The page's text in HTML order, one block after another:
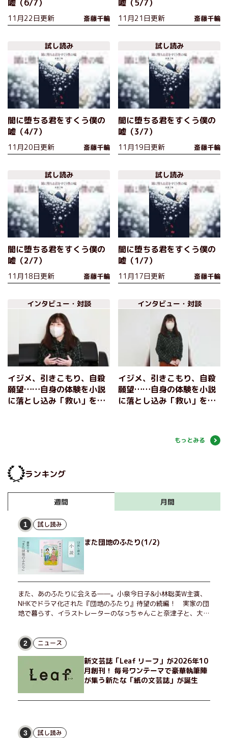
嘘（6/7）
11月22日更新 斎藤千輪
嘘（5/7）
11月21日更新 斎藤千輪
試し読み
闇に堕ちる君をすくう僕の
嘘（4/7）
11月20日更新 斎藤千輪
試し読み
闇に堕ちる君をすくう僕の
嘘（3/7）
11月19日更新 斎藤千輪
試し読み
闇に堕ちる君をすくう僕の
嘘（2/7）
11月18日更新 斎藤千輪
試し読み
闇に堕ちる君をすくう僕の
嘘（1/7）
11月17日更新 斎藤千輪
インタビュー・対談
イジメ、引きこもり、自殺
願望……自身の体験を小説
に落とし込み「救い」を描
インタビュー・対談
イジメ、引きこもり、自殺
願望……自身の体験を小説
に落とし込み「救い」を描
記念インタビュー（前編）
もっとみる
ランキング
週間 月間
1 試し読み
また団地のふたり(1/2)
また、あのふたりに会える――。小泉今日子&小林聡美W主演、
NHKでドラマ化された『団地のふたり』待望の続編！ 実家の団
地で暮らす、イラストレーターのなっちゃんこと奈津子と、大学
げたり、部屋でふたりだけの「台湾映画祭」を催したり。50代
独身、幼なじみの変わらぬ友情とささやかな幸せの日々を描く。
2 ニュース
新文芸誌「Leaf リーフ」が2026年10
月創刊！ 毎号ワンテーマで豪華執筆陣
が集う新たな「紙の文芸誌」が誕生
3 試し読み